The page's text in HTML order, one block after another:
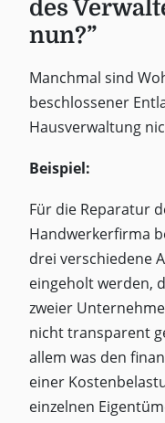
des
nun?”
Manchmal sind
beschlossener
Hausverwaltung
Beispiel:
Für die Reparatur
Handwerkerfirma
drei verschiedene
eingeholt werden,
zweier
nicht transparent
allem was den
einer
einzelnen